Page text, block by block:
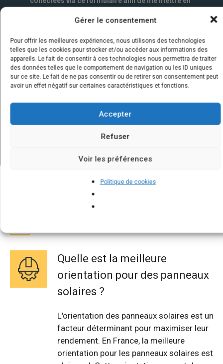
Gérer le consentement
Pour offrir les meilleures expériences, nous utilisons des technologies
telles que les cookies pour stocker et/ou accéder aux informations des
appareils. Le fait de consentir à ces technologies nous permettra de traiter
des données telles que le comportement de navigation ou les ID uniques
sur ce site. Le fait de ne pas consentir ou de retirer son consentement peut
avoir un effet négatif sur certaines caractéristiques et fonctions.
Accepter
Refuser
Voir les préférences
Politique de cookies
un an par la société Marketizi SAS et destinées au
Quelques infos sur nos centrales
Quelle est la meilleure
orientation pour des panneaux
solaires ?
L'orientation des panneaux solaires est un
facteur déterminant pour maximiser leur
rendement. En France, la meilleure
orientation pour les panneaux solaires est